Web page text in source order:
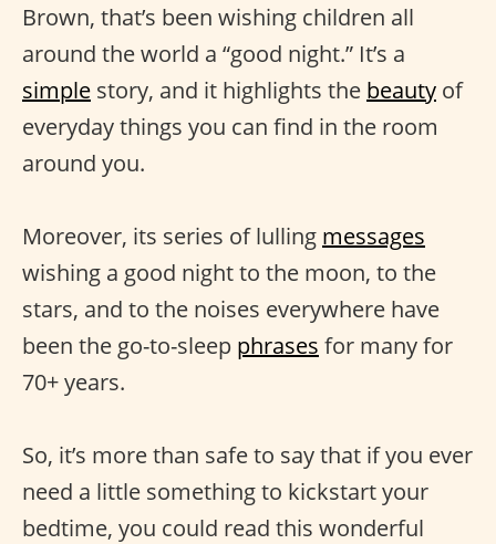
Brown, that’s been wishing children all
around the world a “good night.” It’s a
simple story, and it highlights the beauty of
everyday things you can find in the room
around you.
Moreover, its series of lulling messages
wishing a good night to the moon, to the
stars, and to the noises everywhere have
been the go-to-sleep phrases for many for
70+ years.
So, it’s more than safe to say that if you ever
need a little something to kickstart your
bedtime, you could read this wonderful